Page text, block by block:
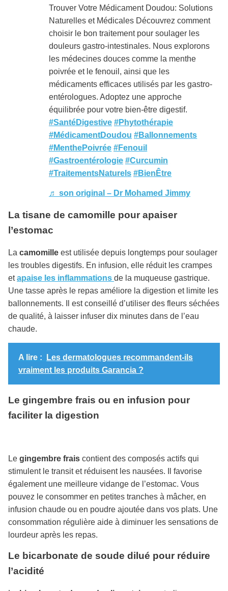
Trouver Votre Médicament Doudou: Solutions
Naturelles et Médicales Découvrez comment
choisir le bon traitement pour soulager les
douleurs gastro-intestinales. Nous explorons
les médecines douces comme la menthe
poivrée et le fenouil, ainsi que les
médicaments efficaces utilisés par les gastro-
entérologues. Adoptez une approche
équilibrée pour votre bien-être digestif.
#SantéDigestive #Phytothérapie
#MédicamentDoudou #Ballonnements
#MenthePoivrée #Fenouil
#Gastroentérologie #Curcumin
#TraitementsNaturels #BienÊtre
♬ son original – Dr Mohamed Jimmy
La tisane de camomille pour apaiser
l’estomac
La camomille est utilisée depuis longtemps pour soulager
les troubles digestifs. En infusion, elle réduit les crampes
etapaise les inflammations de la muqueuse gastrique.
Une tasse après le repas améliore la digestion et limite les
ballonnements. Il est conseillé d’utiliser des fleurs séchées
de qualité, à laisser infuser dix minutes dans de l’eau
chaude.
A lire :
Les dermatologues recommandent-ils
vraiment les produits Garancia ?
Le gingembre frais ou en infusion pour
faciliter la digestion
Le gingembre frais contient des composés actifs qui
stimulent le transit et réduisent les nausées. Il favorise
également une meilleure vidange de l’estomac. Vous
pouvez le consommer en petites tranches à mâcher, en
infusion chaude ou en poudre ajoutée dans vos plats. Une
consommation régulière aide à diminuer les sensations de
lourdeur après les repas.
Le bicarbonate de soude dilué pour réduire
l’acidité